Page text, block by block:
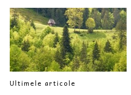
Ultimele articole